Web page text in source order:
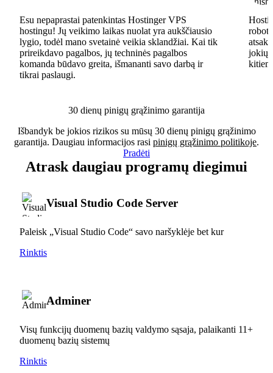
Esu nepaprastai patenkintas Hostinger VPS
hostingu! Jų veikimo laikas nuolat yra aukščiausio
lygio, todėl mano svetainė veikia sklandžiai. Kai tik
prireikdavo pagalbos, jų techninės pagalbos
komanda būdavo greita, išmananti savo darbą ir
tikrai paslaugi.
jokių
30 dienų pinigų grąžinimo garantija
Išbandyk be jokios rizikos su mūsų 30 dienų pinigų grąžinimo
garantija. Daugiau informacijos rasi pinigų grąžinimo politikoje.
Pradėti
Atrask daugiau programų diegimui
Visual Studio Code Server
Paleisk „Visual Studio Code“ savo naršyklėje bet kur
Rinktis
Adminer
Visų funkcijų duomenų bazių valdymo sąsaja, palaikanti 11+
duomenų bazių sistemų
Rinktis